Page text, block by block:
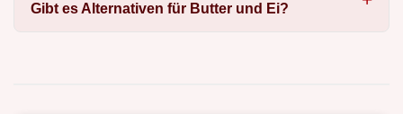
Gibt es Alternativen für Butter und Ei?